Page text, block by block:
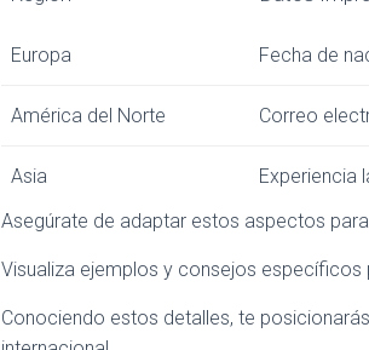
Europa Fecha de
América del Norte Correo
Asia Experiencia
Asegúrate de adaptar estos aspectos
Visualiza ejemplos y consejos
Conociendo estos detalles, te